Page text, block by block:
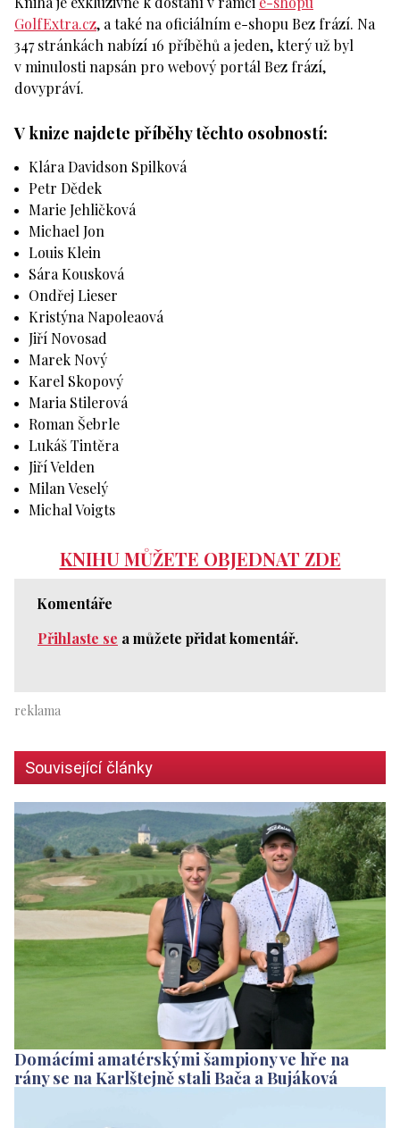
GolfExtra.cz, a také na oficiálním e-shopu Bez frází. Na
347 stránkách nabízí 16 příběhů a jeden, který už byl
v minulosti napsán pro webový portál Bez frází,
dovypráví.
V knize najdete příběhy těchto osobností:
Klára Davidson Spilková
Petr Dědek
Marie Jehličková
Michael Jon
Louis Klein
Sára Kousková
Ondřej Lieser
Kristýna Napoleaová
Jiří Novosad
Marek Nový
Karel Skopový
Maria Stilerová
Roman Šebrle
Lukáš Tintěra
Jiří Velden
Milan Veselý
Michal Voigts
KNIHU MŮŽETE OBJEDNAT ZDE
Komentáře
Přihlaste se a můžete přidat komentář.
Související články
Domácími amatérskými šampiony ve hře na
rány se na Karlštejně stali Bača a Bujáková